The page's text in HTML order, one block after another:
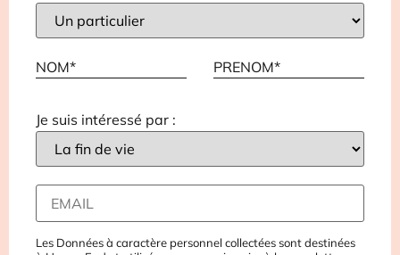
Je suis intéressé par :
Les Données à caractère personnel collectées sont destinées